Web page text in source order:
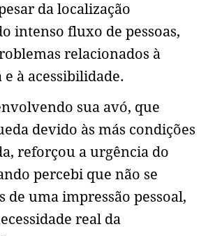
da localização
intenso fluxo de pessoas,
relacionados à
à acessibilidade.
sua avó, que
devido às más condições
reforçou a urgência do
percebi que não se
de uma impressão pessoal,
real da